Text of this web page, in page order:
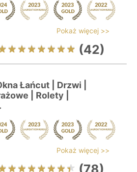
Pokaż więcej >>
(42)
Łańcut | Drzwi |
| Rolety |
Pokaż więcej >>
(78)